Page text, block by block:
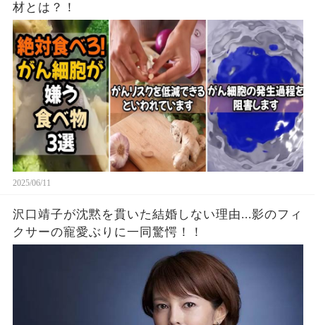
材とは？！
2025/06/11
沢口靖子が沈黙を貫いた結婚しない理由...影のフィ
クサーの寵愛ぶりに一同驚愕！！